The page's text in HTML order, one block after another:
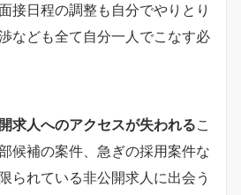
接日程の調整も自分でやりとり
なども全て自分一人でこなす必
求人へのアクセスが失われるこ
候補の案件、急ぎの採用案件な
られている非公開求人に出会う